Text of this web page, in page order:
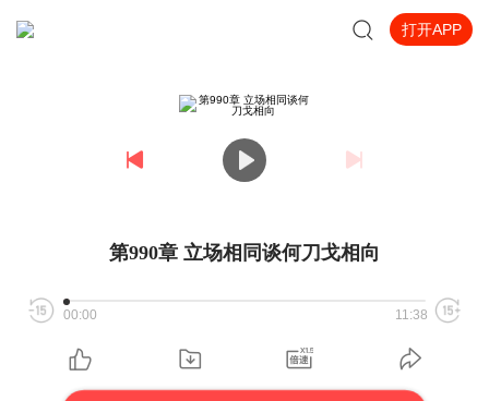
打开APP
第990章 立场相同谈何刀戈相向
00:00 11:38